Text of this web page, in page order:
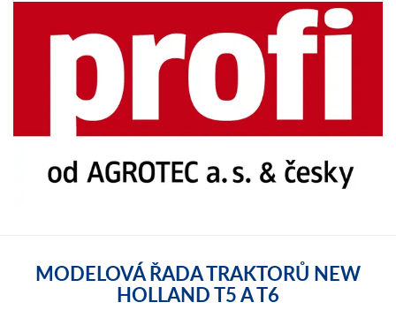
MODELOVÁ ŘADA TRAKTORŮ NEW
HOLLAND T5 A T6